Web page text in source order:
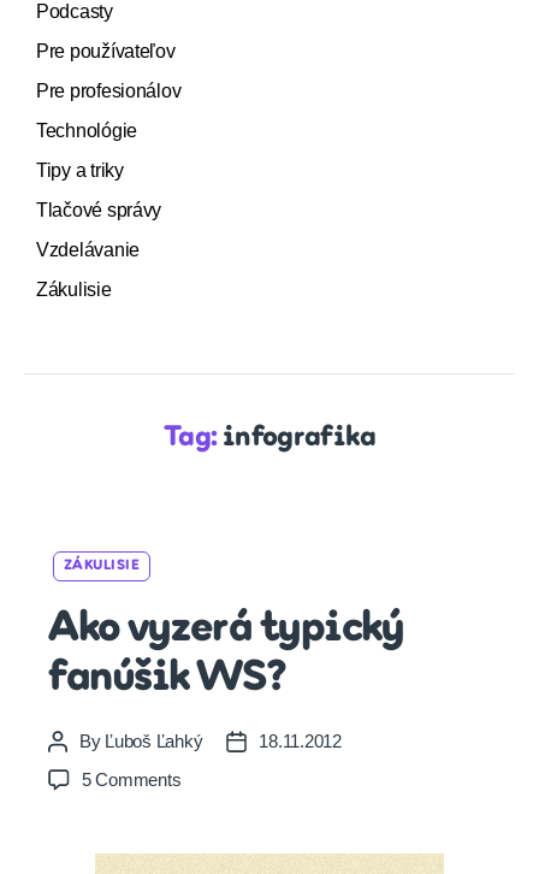
Podcasty
Pre používateľov
Pre profesionálov
Technológie
Tipy a triky
Tlačové správy
Vzdelávanie
Zákulisie
Tag: infografika
ZÁKULISIE
Ako vyzerá typický
fanúšik WS?
Post
author
By Ľuboš Ľahký
Post18.11.2012
5 Commentson
typický